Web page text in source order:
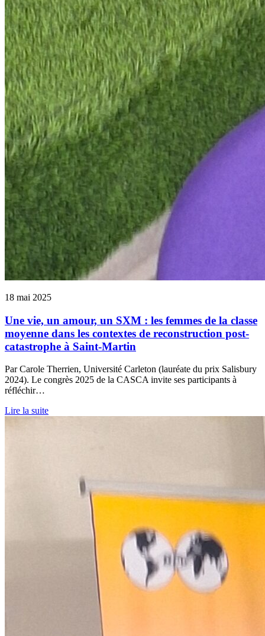
18 mai 2025
Une vie, un amour, un SXM : les femmes de la classe
moyenne dans les contextes de reconstruction post-
catastrophe à Saint-Martin
Par Carole Therrien, Université Carleton (lauréate du prix Salisbury
2024). Le congrès 2025 de la CASCA invite ses participants à
réfléchir…
Lire la suite